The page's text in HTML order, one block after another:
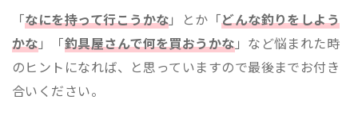
「なにを持って行こうかな」とか「どんな釣りをしよう
かな」「釣具屋さんで何を買おうかな」など悩まれた時
のヒントになれば、と思っていますので最後までお付き
合いください。